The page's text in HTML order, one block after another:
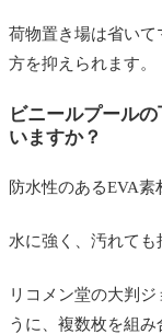
荷物置き場は省い
方を抑えられます。
ビニールプール
いますか？
防水性のあるEVA素
水に強く、汚れても
リコメン堂の大判
うに、複数枚を組